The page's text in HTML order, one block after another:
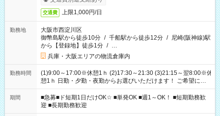
交通費 上限1,000円/日
勤務地
大阪市西淀川区
御幣島駅から徒歩10分 / 千船駅から徒歩12分 / 尼崎(阪神線)駅
から【登録地】徒歩1分 / …
兵庫・大阪エリアの物流倉庫内
勤務時間
(1)9:00～17:00※休憩1ｈ (2)17:30～21:30 (3)21:15～翌8:00※休
憩1ｈ 日勤・夕勤・夜勤からお選びいただけます！ ご希望に合
わせて働けるお仕事です(*^^*) 【その他選べる勤務時間】 8-17
時/9-17時/9-18時/10-18時/11-21時/18-22時/20-翌4時/21-翌5
時/22-翌6時/0-翌8時 ご自身のご都合で選んで頂ける完全自由シ
フト！
期間
■急募■ド短期1日だけOK☆ ■単発OK ■週1～OK！ ■短期勤務歓
迎 ■長期勤務歓迎